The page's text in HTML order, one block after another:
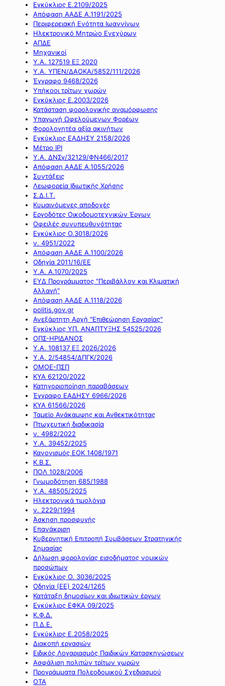
Εγκύκλιος Ε.2109/2025
Απόφαση ΑΑΔΕ Α.1191/2025
Περιφερειακή Ενότητα Ιωαννίνων
Ηλεκτρονικό Μητρώο Ενεχύρων
ΑΠΔΕ
Μηχανικοί
Υ.Α. 127519 ΕΞ 2020
Υ.Α. ΥΠΕΝ/ΔΑΟΚΑ/5852/111/2026
Έγγραφο 9468/2026
Υπήκοοι τρίτων χωρών
Εγκύκλιος Ε.2003/2026
Κατάσταση φορολογικής αναμόρφωσης
Υπαγωγή Ωφελούμενων Φορέων
Φορολογητέα αξία ακινήτων
Εγκύκλιος ΕΑΔΗΣΥ 2158/2026
Μέτρο IPI
Υ.Α. ΔΝΣγ/32129/ΦΝ466/2017
Απόφαση ΑΑΔΕ Α.1055/2026
Συντάξεις
Λεωφορεία Ιδιωτικής Χρήσης
Σ.Δ.Ι.Τ.
Κυμαινόμενες αποδοχές
Εργοδότες Οικοδομοτεχνικών Έργων
Οφειλές συνυπευθυνότητας
Εγκύκλιος Ο.3018/2026
ν. 4951/2022
Απόφαση ΑΑΔΕ Α.1100/2026
Οδηγία 2011/16/ΕΕ
Υ.Α. Α.1070/2025
ΕΥΔ Προγράμματος "Περιβάλλον και Κλιματική
Αλλαγή"
Απόφαση ΑΑΔΕ Α.1118/2026
politis.gov.gr
Ανεξάρτητη Αρχή "Επιθεώρηση Εργασίας"
Εγκύκλιος ΥΠ. ΑΝΑΠΤΥΞΗΣ 54525/2026
ΟΠΣ-ΗΡΙΔΑΝΟΣ
Υ.Α. 108137 ΕΞ 2026/2026
Υ.Α. 2/54854/ΔΠΓΚ/2026
ΟΜΟΕ-ΠΣΠ
ΚΥΑ 62120/2022
Κατηγοριοποίηση παραβάσεων
Έγγραφο ΕΑΔΗΣΥ 6966/2026
ΚΥΑ 61566/2026
Ταμείο Ανάκαμψης και Ανθεκτικότητας
Πτωχευτική διαδικασία
ν. 4982/2022
Υ.Α. 39452/2025
Κανονισμός ΕΟΚ 1408/1971
Κ.Β.Σ.
ΠΟΛ 1028/2006
Γνωμοδότηση 685/1988
Υ.Α. 48505/2025
Ηλεκτρονικά τιμολόγια
ν. 2229/1994
Άσκηση προσφυγής
Επανάκριση
Κυβερνητική Επιτροπή Συμβάσεων Στρατηγικής
Σημασίας
Δήλωση φορολογίας εισοδήματος νομικών
προσώπων
Εγκύκλιος Ο. 3036/2025
Οδηγία (ΕΕ) 2024/1265
Κατάταξη δημοσίων και ιδιωτικών έργων
Εγκύκλιος ΕΦΚΑ 09/2025
Κ.Φ.Δ.
Π.Δ.Ε.
Εγκύκλιος Ε.2058/2025
Διακοπή εργασιών
Ειδικός Λογαριασμός Παιδικών Κατασκηνώσεων
Ασφάλιση πολιτών τρίτων χωρών
Προγράμματα Πολεοδομικού Σχεδιασμού
ΟΤΑ